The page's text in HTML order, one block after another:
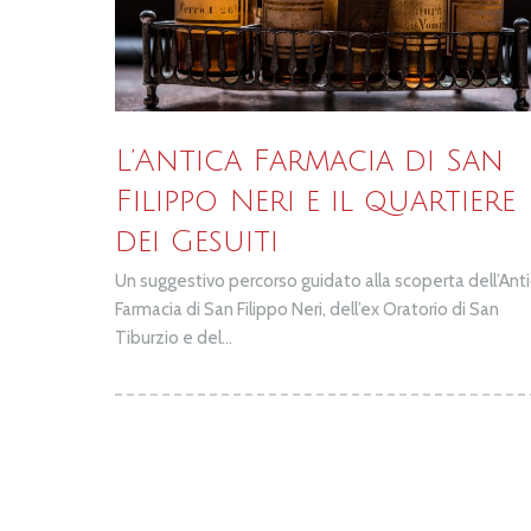
L’Antica Farmacia di San
Filippo Neri e il quartiere
dei Gesuiti
Un suggestivo percorso guidato alla scoperta
Farmacia di San Filippo Neri, dell’ex Oratorio di San
Tiburzio e del...